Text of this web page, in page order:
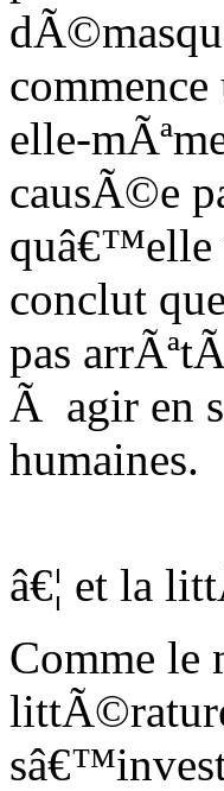
elle-
causÃ©e
quâ€™elle
conclut
pas
Ã agir en
humaines.
â€¦ et la
Comme le